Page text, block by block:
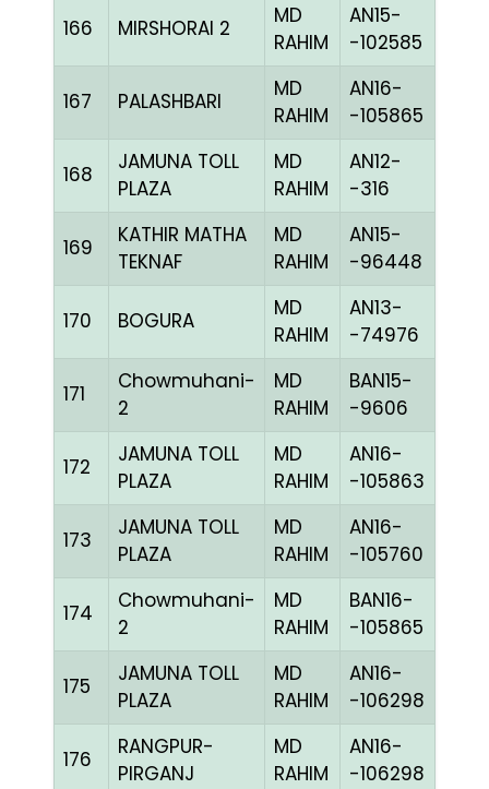
166 MIRSHORAI 2
MD
RAHIM
AN15-
-102585
167 PALASHBARI
MD
RAHIM
AN16-
-105865
168
JAMUNA TOLL
PLAZA
MD
RAHIM
AN12-
-316
169
KATHIR MATHA
TEKNAF
MD
RAHIM
AN15-
-96448
170 BOGURA
MD
RAHIM
AN13-
-74976
171
Chowmuhani-
2
MD
RAHIM
BAN15-
-9606
172
JAMUNA TOLL
PLAZA
MD
RAHIM
AN16-
-105863
173
JAMUNA TOLL
PLAZA
MD
RAHIM
AN16-
-105760
174
Chowmuhani-
2
MD
RAHIM
BAN16-
-105865
175
JAMUNA TOLL
PLAZA
MD
RAHIM
AN16-
-106298
176
RANGPUR-
PIRGANJ
MD
RAHIM
AN16-
-106298